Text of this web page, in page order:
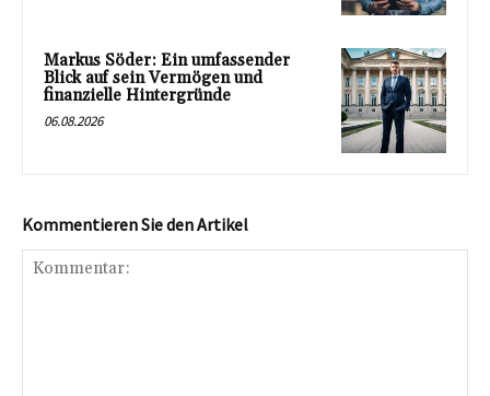
Markus Söder: Ein umfassender
Blick auf sein Vermögen und
finanzielle Hintergründe
06.08.2026
Kommentieren Sie den Artikel